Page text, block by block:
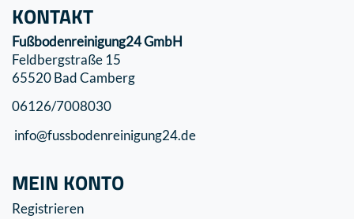
KONTAKT
Fußbodenreinigung24 GmbH
Feldbergstraße 15
65520 Bad Camberg
06126/7008030
info@fussbodenreinigung24.de
MEIN KONTO
Registrieren